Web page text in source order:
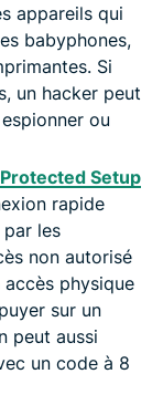
appareils qui
babyphones,
Si
un hacker peut
ou
Setup
rapide
les
non autorisé
physique
sur un
peut aussi
un code à 8